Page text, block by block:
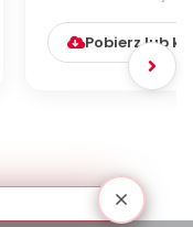
numer
Pobierz lub